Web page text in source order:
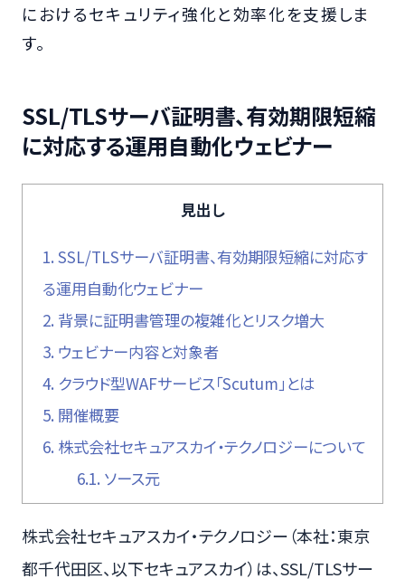
におけるセキュリティ強化と効率化を支援しま
す。
SSL/TLSサーバ証明書、有効期限短縮
に対応する運用自動化ウェビナー
見出し
1. SSL/TLSサーバ証明書、有効期限短縮に対応す
る運用自動化ウェビナー
2. 背景に証明書管理の複雑化とリスク増大
3. ウェビナー内容と対象者
4. クラウド型WAFサービス「Scutum」とは
5. 開催概要
6. 株式会社セキュアスカイ・テクノロジーについて
6.1. ソース元
株式会社セキュアスカイ・テクノロジー（本社：東京
都千代田区、以下セキュアスカイ）は、SSL/TLSサー